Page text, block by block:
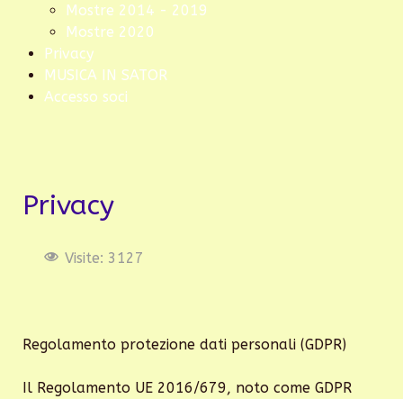
Mostre 2014 - 2019
Mostre 2020
Privacy
MUSICA IN SATOR
Accesso soci
Privacy
Visite: 3127
Regolamento protezione dati personali (GDPR)
Il Regolamento UE 2016/679, noto come GDPR